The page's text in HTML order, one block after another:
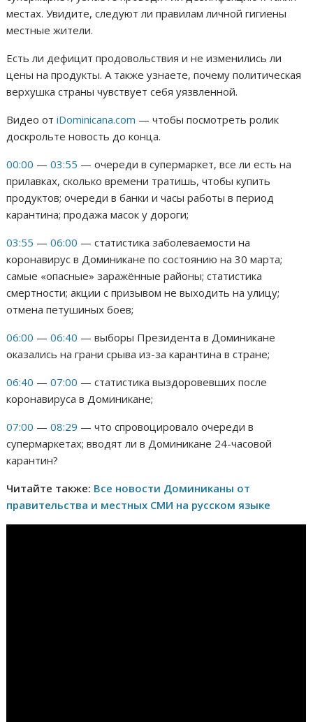
местах. Увидите, следуют ли правилам личной гигиены
местные жители.
Есть ли дефицит продовольствия и не изменились ли
цены на продукты. А также узнаете, почему политическая
верхушка страны чувствует себя уязвленной.
Видео отiDominicana.com — чтобы посмотреть ролик
доскрольте новость до конца.
00:00 —03:55 — очереди в супермаркет, все ли есть на
прилавках, сколько времени тратишь, чтобы купить
продуктов; очереди в банки и часы работы в период
карантина; продажа масок у дороги;
03:55 —06:00 — статистика заболеваемости на
коронавирус в Доминикане по состоянию на 30 марта;
самые «опасные» заражённые районы; статистика
смертности; акции с призывом не выходить на улицу;
отмена петушиных боев;
06:00 —06:40 — выборы Президента в Доминикане
оказались на грани срыва из-за карантина в стране;
06:40 —07:00 — статистика выздоровевших после
коронавируса в Доминикане;
07:00 —08:29 — что спровоцировало очереди в
супермаркетах; вводят ли в Доминикане 24-часовой
карантин?
Читайте также: Все новости Доминиканы от
правительства и местных СМИ на русском языке